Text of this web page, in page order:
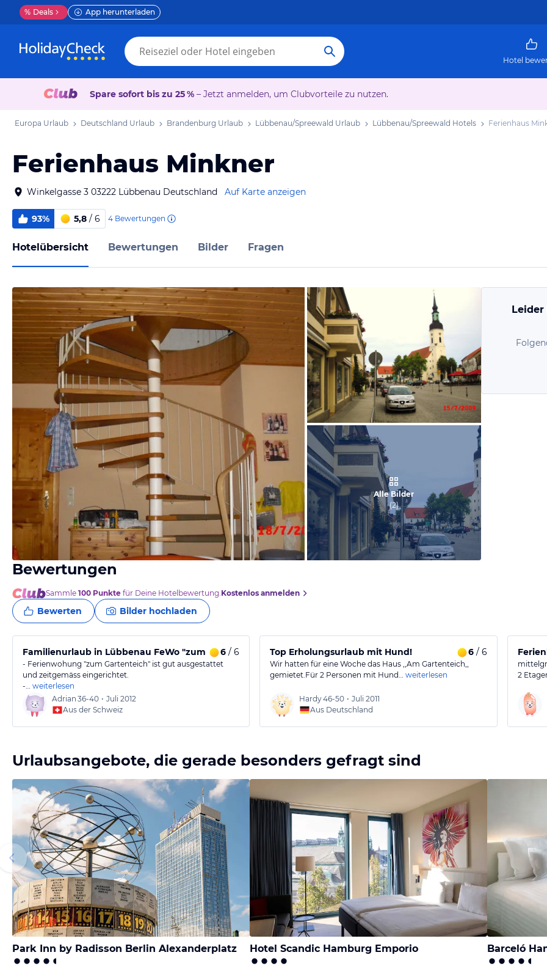
% Deals App herunterladen
Hotel
Spare sofort bis zu 25 % – Jetzt anmelden, um Clubvorteile zu nutzen.
Europa Urlaub Deutschland Urlaub Brandenburg Urlaub Lübbenau/Spreewald Urlaub Lübbenau/Spreewald Hotels Ferienhaus
Ferienhaus Minkner
Winkelgasse 3 03222 Lübbenau Deutschland Auf Karte anzeigen
93% 5,8 / 6 4 Bewertungen
Hotelübersicht Bewertungen Bilder Fragen
von Thomas, Juli 2009
von Thomas, Juli 2009
Alle Bilder
(2)
Bewertungen
Sammle 100 Punkte für Deine Hotelbewertung.Kostenlos anmelden
Bewerten Bilder hochladen
Familienurlaub in Lübbenau FeWo "zum Gartenteich"
6 / 6
- Ferienwohung "zum Gartenteich" ist gut ausgestattet
und zeitgemäss eingerichtet.
-… weiterlesen
Adrian 36-40 • Juli 2012
Aus der Schweiz
Top Erholungsurlaub mit Hund! 6/ 6
Wir hatten für eine Woche das Haus ,,Am Gartenteich,,
gemietet.Für 2 Personen mit Hund… weiterlesen
Hardy46-50 • Juli 2011
Aus Deutschland
2
Urlaubsangebote, die gerade besonders gefragt sind
Park Inn by Radisson Berlin Alexanderplatz Hotel Scandic Hamburg Emporio Barceló